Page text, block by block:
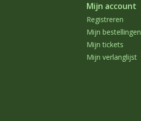
Mijn account
Registreren
Mijn bestellingen
Mijn tickets
Mijn verlanglijst